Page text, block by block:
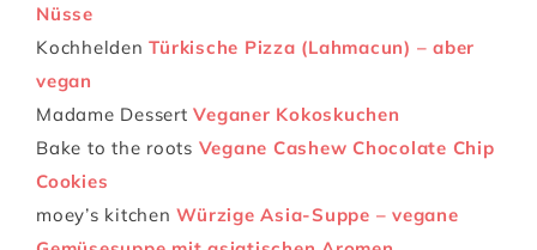
Nüsse
KochheldenTürkische Pizza (Lahmacun) – aber
vegan
Madame DessertVeganer Kokoskuchen
Bake to the roots Vegane Cashew Chocolate Chip
Cookies
moey’s kitchenWürzige Asia-Suppe – vegane